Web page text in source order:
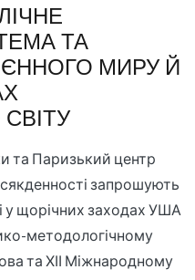
ТА
МИРУ Й
та Паризький центр
запрошують
у щорічних заходах УША
методологічному
та ХІІ Міжнародному